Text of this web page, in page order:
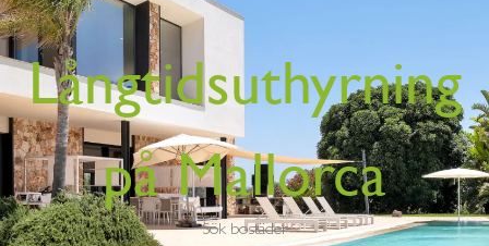
BUY A HOME
SAMARBETSPARTNERS
ÄGARE
Om Mallorca
Om oss
Långtidsuthyrning
på Mallorca
Sök bostäder